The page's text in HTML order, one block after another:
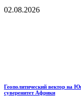
02.08.2026
Геополитический вектор на
суверенитет Африки